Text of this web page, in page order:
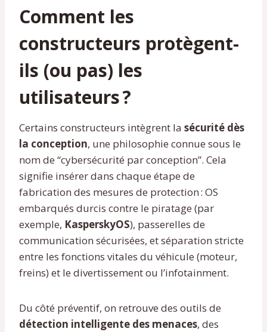
Comment les
constructeurs protègent-
ils (ou pas) les
utilisateurs ?
Certains constructeurs intègrent la sécurité dès
la conception, une philosophie connue sous le
nom de “cybersécurité par conception”. Cela
signifie insérer dans chaque étape de
fabrication des mesures de protection : OS
embarqués durcis contre le piratage (par
exemple, KasperskyOS), passerelles de
communication sécurisées, et séparation stricte
entre les fonctions vitales du véhicule (moteur,
freins) et le divertissement ou l’infotainment.
Du côté préventif, on retrouve des outils de
détection intelligente des menaces, des